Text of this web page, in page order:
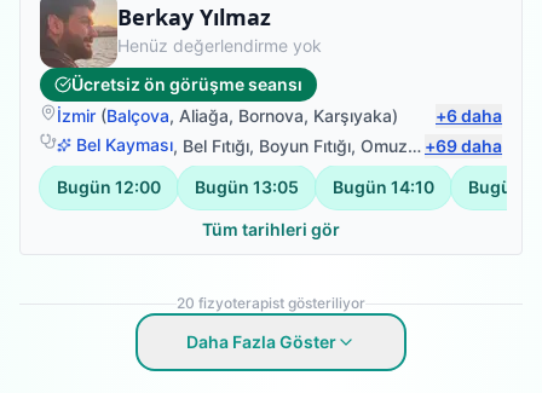
Berkay Yılmaz
Fizyoterapist
Henüz değerlendirme yok
Ücretsiz ön görüşme seansı
İzmir (Balçova, Aliağa, Bornova, Karşıyaka) +6daha
Bel Kayması, Bel Fıtığı, Boyun Fıtığı, Omuz Bağ Yaralanması +69daha
Bugün 12:00 Bugün 13:05 Bugün 14:10 Bugün
Tüm tarihleri gör
20 fizyoterapist gösteriliyor
Daha Fazla Göster